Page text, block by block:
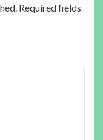
Required fields